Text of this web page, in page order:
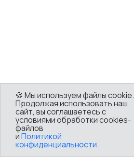
🍪 Мы используем файлы cookie.
Продолжая использовать наш
сайт, вы соглашаетесь с
условиями обработки cookies-
файлов
иПолитикой
конфиденциальности.